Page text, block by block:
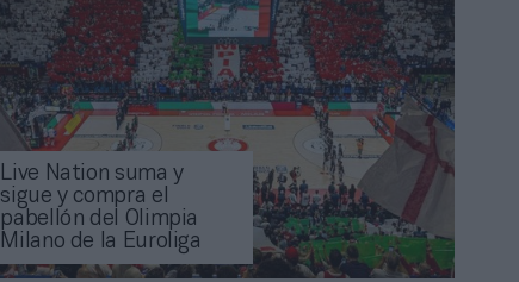
Live Nation suma y
sigue y compra el
pabellón del Olimpia
Milano de la Euroliga